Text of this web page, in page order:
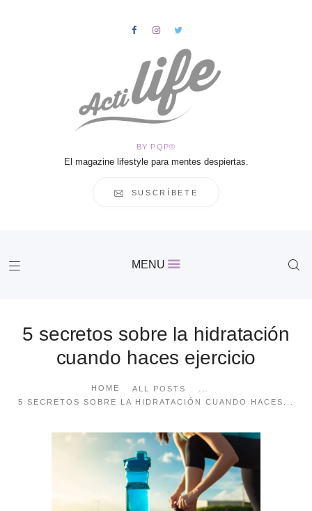
BY PQP®
El magazine lifestyle para mentes despiertas.
SUSCRÍBETE
MENU
5 secretos sobre la hidratación
cuando haces ejercicio
HOME ALL POSTS ...
5 SECRETOS SOBRE LA HIDRATACIÓN CUANDO HACES...
HOME
Salud